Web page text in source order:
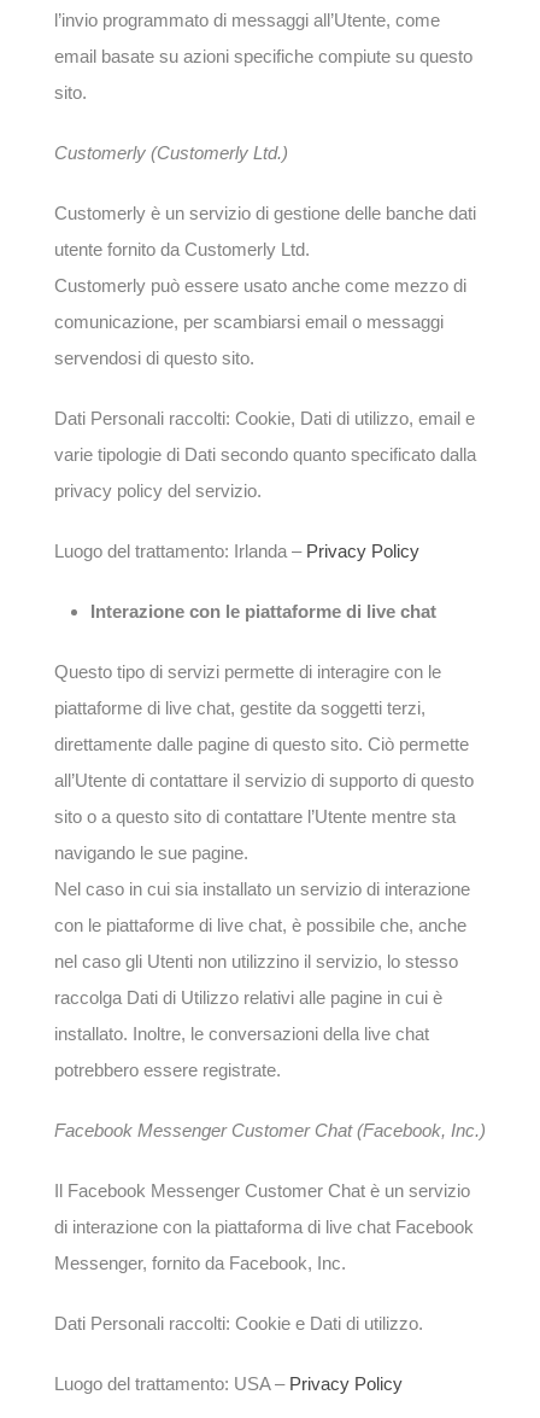
l’invio programmato di messaggi all’Utente, come
email basate su azioni specifiche compiute su questo
sito.
Customerly (Customerly Ltd.)
Customerly è un servizio di gestione delle banche dati
utente fornito da Customerly Ltd.
Customerly può essere usato anche come mezzo di
comunicazione, per scambiarsi email o messaggi
servendosi di questo sito.
Dati Personali raccolti: Cookie, Dati di utilizzo, email e
varie tipologie di Dati secondo quanto specificato dalla
privacy policy del servizio.
Luogo del trattamento: Irlanda – Privacy Policy
Interazione con le piattaforme di live chat
Questo tipo di servizi permette di interagire con le
piattaforme di live chat, gestite da soggetti terzi,
direttamente dalle pagine di questo sito. Ciò permette
all’Utente di contattare il servizio di supporto di questo
sito o a questo sito di contattare l’Utente mentre sta
navigando le sue pagine.
Nel caso in cui sia installato un servizio di interazione
con le piattaforme di live chat, è possibile che, anche
nel caso gli Utenti non utilizzino il servizio, lo stesso
raccolga Dati di Utilizzo relativi alle pagine in cui è
installato. Inoltre, le conversazioni della live chat
potrebbero essere registrate.
Facebook Messenger Customer Chat (Facebook, Inc.)
Il Facebook Messenger Customer Chat è un servizio
di interazione con la piattaforma di live chat Facebook
Messenger, fornito da Facebook, Inc.
Dati Personali raccolti: Cookie e Dati di utilizzo.
Luogo del trattamento: USA – Privacy Policy